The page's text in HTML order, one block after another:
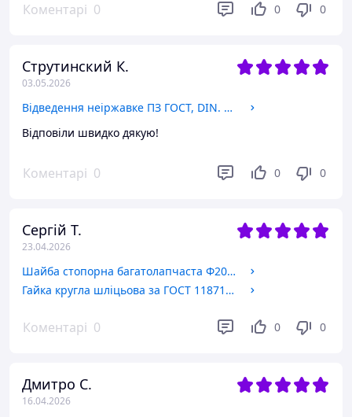
Коментарі 0 0 0
Струтинский К.
03.05.2026
Відведення неіржавке ПЗ ГОСТ, DIN. Ду15/90'
Відповіли швидко дякую!
Коментарі 0 0 0
Сергій Т.
23.04.2026
Шайба стопорна багатолапчаста Ф20 за ГОСТ 11872-89, DIN 5406.
Гайка кругла шліцьова за ГОСТ 11871-88, DIN 981. М20х1.5
Коментарі 0 0 0
Дмитро С.
16.04.2026